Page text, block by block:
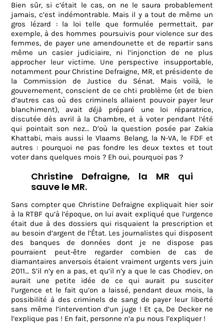
Bien sûr, si c’était le cas, on ne le saura probablement
jamais, c’est indémontrable. Mais il y a tout de même un
gros lézard : la loi telle que formulée permettait, par
exemple, à des hommes poursuivis pour violence sur des
femmes, de payer une amendounette et de repartir sans
même un casier judiciaire, ni l’injonction de ne plus
approcher leur victime. Une perspective insupportable,
notamment pour Christine Defraigne, MR, et présidente de
la Commission de Justice du Sénat. Mais voilà, le
gouvernement, conscient de ce chti problème (et de bien
d’autres cas où des criminels allaient pouvoir payer leur
blanchiment), avait déjà préparé une loi réparatrice,
discutée dès avril à la Chambre, et à voter pendant l’été
qui pointait son nez… D’où la question posée par Zakia
Khattabi, mais aussi le Vlaams Belang, la N-VA, le FDF et
autres : pourquoi ne pas fondre les deux textes et tout
voter dans quelques mois ? Eh oui, pourquoi pas ?
Christine Defraigne, la MR qui
sauve le MR.
Sans compter que Christine Defraigne expliquait hier soir
à la RTBF qu’à l’époque, on lui avait expliqué que l’urgence
était due à des dossiers qui risquaient la prescription et
au besoin d’argent de l’État. Les journalistes qui disposent
des banques de données dont je ne dispose pas
pourraient peut-être regarder combien de cas de
diamantaires anversois étaient vraiment urgents vers juin
2011… S’il n’y en a pas, et qu’il n’y a que le cas Chodiev, on
aurait une petite idée de ce qui aurait pu susciter
l’urgence et le fait qu’on a laissé, pendant deux mois, la
possibilité à des criminels de sang de payer leur liberté
sans même l’intervention d’un juge ! Et ça, De Decker ne
l’explique pas ! En fait, personne n’a pu nous l’expliquer !